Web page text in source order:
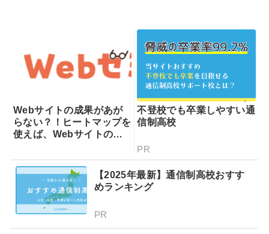
Webサイトの成果があが
らない？！ヒートマップを
使えば、Webサイトの課
プでできることを専門家が
分かりやすく解説！
不登校でも卒業しやすい通
信制高校
PR
【2025年最新】通信制高校おすす
めランキング
PR